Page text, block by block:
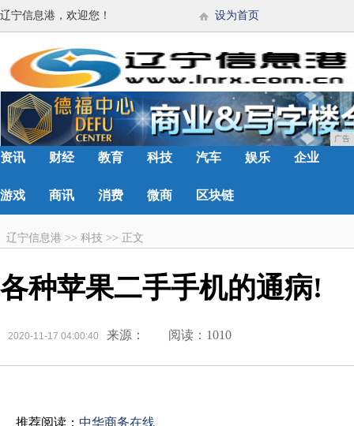
辽宁信息港，欢迎您！ 设为首页
广告
资讯 财经 教育 科技 汽车 娱乐 企业
游戏 商讯 消费 微商 区块链
辽宁信息港 >> 科技 >> 正文
各种苹果二手手机的通病!
2020-11-17 04:00:40 来源： 阅读：1010
推荐阅读： 中华商务在线